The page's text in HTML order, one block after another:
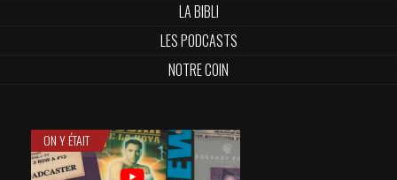
LA BIBLI
LES PODCASTS
NOTRE COIN
ON Y ÉTAIT